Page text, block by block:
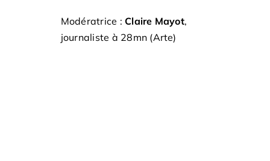
Modératrice :Claire Mayot,
journaliste à 28mn (Arte)